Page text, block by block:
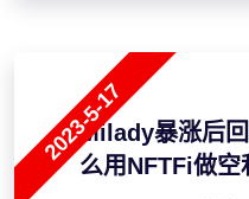
2023-5-17
Milady暴涨后
么用NFTFi做空